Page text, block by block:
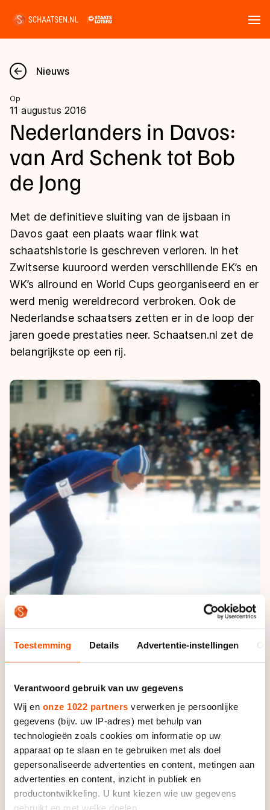
Toestemming Details Advertentie-instellingen
Verantwoord gebruik van uw gegevens
Wij en onze 1022 partners verwerken je persoonlijke
gegevens (bijv. uw IP-adres) met behulp van
technologieën zoals cookies om informatie op uw
apparaat op te slaan en te gebruiken met als doel
gepersonaliseerde advertenties en content, metingen aan
advertenties en content, inzicht in publiek en
productontwikkeling. U kunt kiezen wie uw gegevens
gebruikt en met welke doelen.
Nieuws
Kalender
Disciplines
Marathon
Inlineskaten
Kunstschaatsen
Schoonrijden
Natuurijs
Uitslagen
Langebaan
Shorttrack
Marathon
Inlineskaten
Kunstschaatsen
Tijden & historie
Ranglijsten Langebaan
Persoonlijke records & tijden
Historie & statistiek
De weg op
Inschrijven wedstrijden
Algemene Nederlandse Schaatstijd
Deze zomer de weg op
Schaatsfans
Alles voor jou als schaatsfan
Evenementen
Tickets
Livestreams
Word schaatsfan!
Winacties
Olympische Spelen
Olympische Spelen
Medaille overzicht
Medaillespiegel
Olympische uitslagen
Van Jong tot Goud verhalen
Nieuws
Op
11 augustus 2016
Nederlanders in Davos:
van Ard Schenk tot Bob
de Jong
Met de definitieve sluiting van de ijsbaan in
Davos gaat een plaats waar flink wat
schaatshistorie is geschreven verloren. In het
Zwitserse kuuroord werden verschillende EK’s en
WK’s allround en World Cups georganiseerd en er
werd menig wereldrecord verbroken. Ook de
Nederlandse schaatsers zetten er in de loop der
jaren goede prestaties neer. Schaatsen.nl zet de
belangrijkste op een rij.
Foto: Cor Mooij
we terug naar het einde van de negentiende eeuw. In
1899 eindigde Jan Greve als derde bij het EK Allround.
Coen de Koning (tweede in 1904 en derde in 1906),
Arend Bouma (derde in 1904) en Jan Bols (derde in
1972) behaalden eveneens podiumplaatsen, maar pas
in het laatste continentale titeltoernooi dat op de
baan verreden werd – in 1972 - bezorgde Ard Schenk
Nederland de eerste zege.